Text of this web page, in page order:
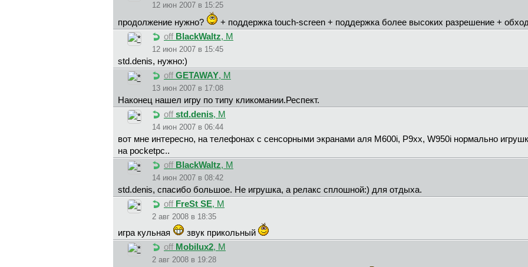
12 июн 2007 в 15:25
продолжение нужно?
+ поддержка touch-screen + поддержка более высоких разрешение +
off BlackWaltz, М
12 июн 2007 в 15:45
std.denis, нужно:)
off GETAWAY, М
13 июн 2007 в 17:08
Наконец нашел игру по типу кликомании.Респект.
off std.denis, М
14 июн 2007 в 06:44
вот мне интересно, на телефонах с сенсорными экранами аля M600i, P9xx, W950i нормально
на pocketpc..
off BlackWaltz, М
14 июн 2007 в 08:42
std.denis, спасибо большое. Не игрушка, а релакс сплошной:) для отдыха.
off FreSt SE, М
2 авг 2008 в 18:35
игра кульная
звук прикольный
off Mobilux2, М
2 авг 2008 в 19:28